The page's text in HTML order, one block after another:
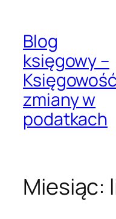
treściBlog
księgowy –
zmiany w
podatkach
Miesiąc: